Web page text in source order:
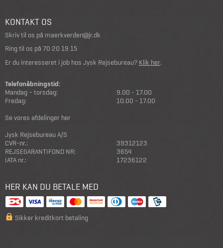
KONTAKT OS
Skriv til os på maerkverden@jr.dk
Ring til os på 70 20 19 15
Er du interesseret i job hos Jysk Rejsebureau? Klik her.
Telefonåbningstid:
Mandag – torsdag:
9.00 - 17.00
Fredag:
10.00 - 17.00
Se vores afdelinger her
Jysk Rejsebureau A/S
CVR-nr.:
39312123
REJSEGARANTIFOND NR:
3654
IATA nr.:
17236122
HER KAN DU BETALE MED
Sikker kreditkort betaling